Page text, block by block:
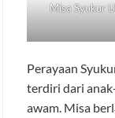
Misa Syukur
Perayaan
terdiri dari
awam. Misa